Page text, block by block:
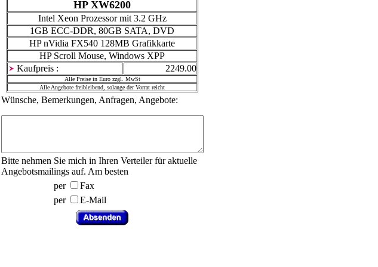
HP XW6200
Intel Xeon Prozessor mit 3.2 GHz
1GB ECC-DDR, 80GB SATA, DVD
HP nVidia FX540 128MB Grafikkarte
HP Scroll Mouse, Windows XPP
Kaufpreis :
2249.00
Alle Preise in Euro zzgl. MwSt
Alle Angebote freibleibend, solange der Vorrat reicht
Wünsche, Bemerkungen, Anfragen, Angebote:
Bitte nehmen Sie mich in Ihren Verteiler für aktuelle
Angebotsmailings auf. Am besten
per
Fax
per
E-Mail